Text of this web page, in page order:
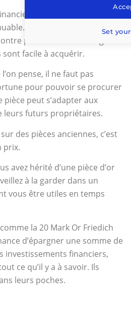
de prédilection en
Si la monnaie
prisée à côté des lingots
sont facile à acquérir.
pense, il ne faut pas
pour pouvoir se procurer
pièce peut s’adapter aux
leurs futurs propriétaires.
des pièces anciennes, c’est
prix.
avez hérité d’une pièce d’or
à la garder dans un
vous être utiles en temps
la 20 Mark Or Friedich
d’épargner une somme de
investissements financiers,
ce qu’il y a à savoir. Ils
leurs poches.
Set